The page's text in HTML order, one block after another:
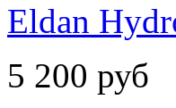
Eldan
5 200 руб